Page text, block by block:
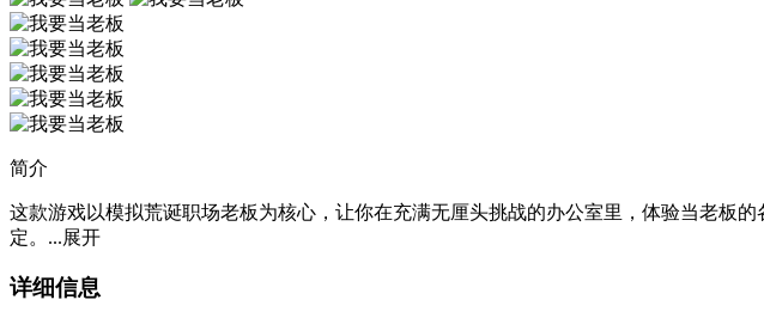
简介
这款游戏以模拟荒诞职场老板为核心，让你在充满无厘头挑战的办公室里，体验当老板
定。...展开
详细信息